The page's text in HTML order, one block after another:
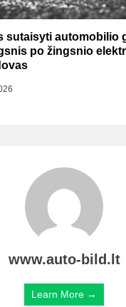
sutaisyti automobilio
po žingsnio
www.auto-bild.lt
Learn More →